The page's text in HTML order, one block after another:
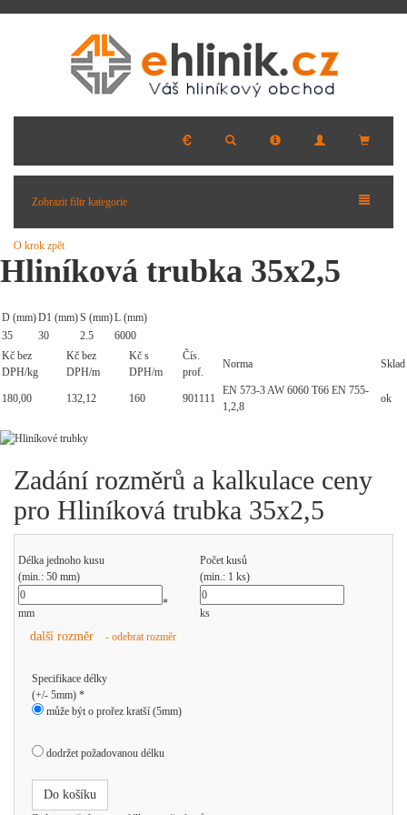
Zobrazit filtr kategorie
O krok zpět
Hliníková trubka 35x2,5
D (mm)D1 (mm)S (mm)L (mm)
35
30 2.5
6000
Kč bez
DPH/kg
Kč bez
DPH/m
Kč s
DPH/m
Čís.
prof.
Norma Sklad
180,00 132,12 160 901111
EN 573-3 AW 6060 T66 EN 755-
1,2,8
ok
Zadání rozměrů a kalkulace ceny
pro Hliníková trubka 35x2,5
Délka jednoho kusu
(min.: 50 mm)
Počet kusů
(min.: 1 ks)
mm
*
ks
další rozměr - odebrat rozměr
Specifikace délky
(+/- 5mm) *
může být o prořez kratší (5mm)
dodržet požadovanou délku
Do košíku